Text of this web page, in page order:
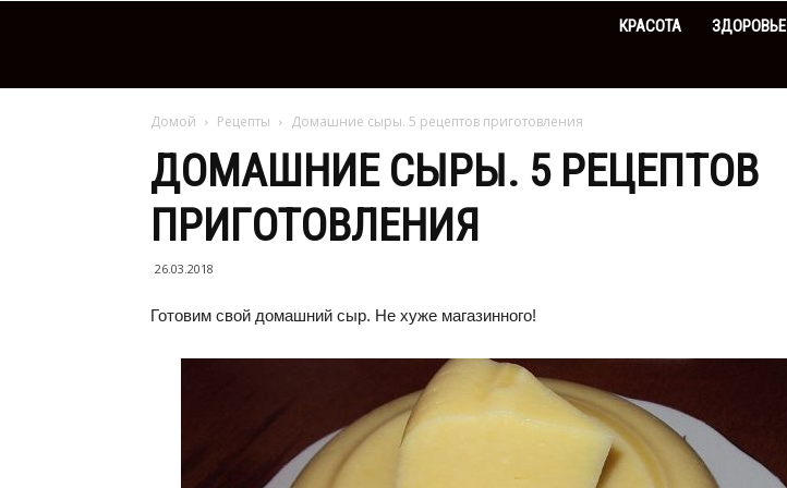
КРАСОТА ЗДОРОВЬЕ
Домой Рецепты Домашние сыры. 5 рецептов приготовления
ДОМАШНИЕ СЫРЫ. 5 РЕЦЕПТОВ
ПРИГОТОВЛЕНИЯ
26.03.2018
Готовим свой домашний сыр. Не хуже магазинного!